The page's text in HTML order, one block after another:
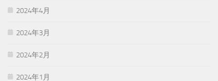
2024年4月
2024年3月
2024年2月
2024年1月